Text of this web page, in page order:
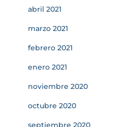
abril 2021
marzo 2021
febrero 2021
enero 2021
noviembre 2020
octubre 2020
septiembre 2020